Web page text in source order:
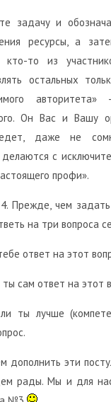
задачу и
ресурсы, а
кто-то из
остальных
Он Вас и Вашу
даже не
с
профи».
Прежде, чем задать
на три вопроса
ответ на этот
сам ответ на этот
ты лучше
дополнить эти
рады. Мы и для